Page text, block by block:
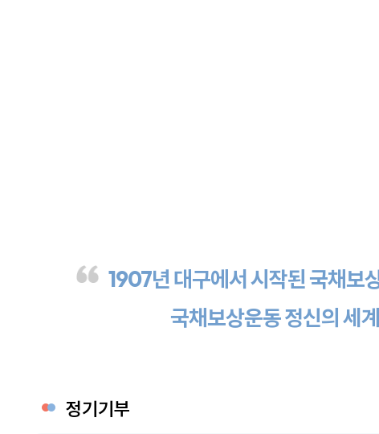
1907년 대구에서 시작된 국채보
국채보상운동 정신의 세
정기기부